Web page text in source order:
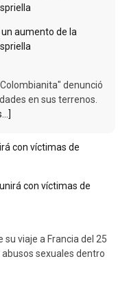
con víctimas de
viaje a Francia del 25